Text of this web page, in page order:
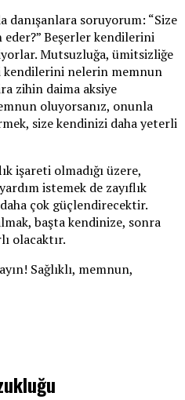
danışanlara soruyorum: “Size
Beşerler kendilerini
Mutsuzluğa, ümitsizliğe
kendilerini nelerin memnun
zihin daima aksiye
oluyorsanız, onunla
size kendinizi daha yeterli
işareti olmadığı üzere,
istemek de zayıflık
çok güçlendirecektir.
başta kendinize, sonra
olacaktır.
Sağlıklı, memnun,